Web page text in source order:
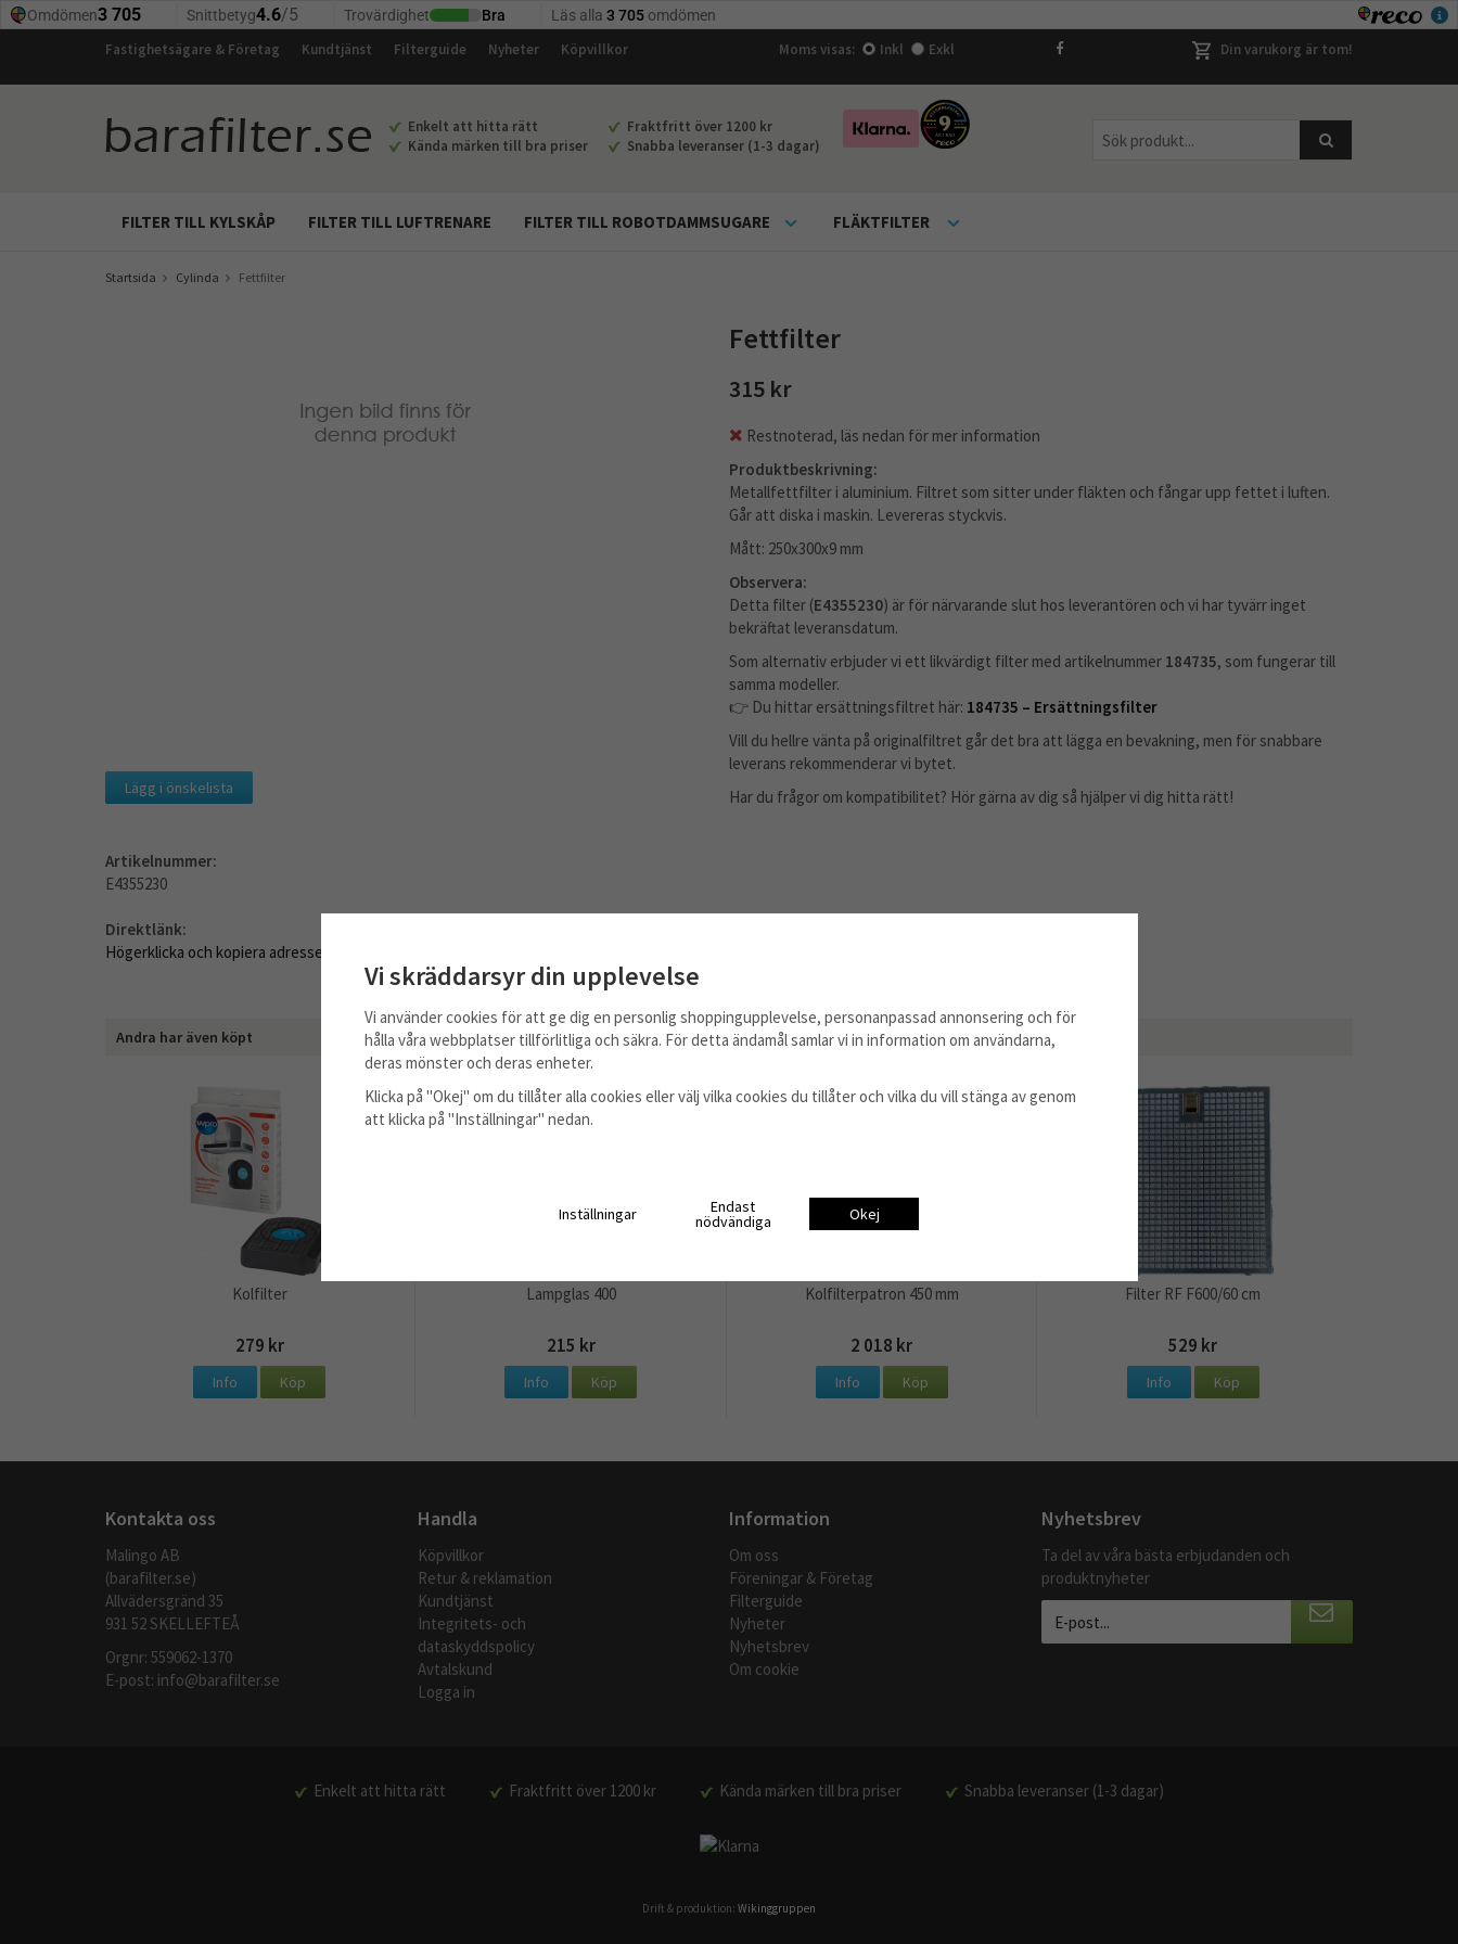
Fastighetsägare & Företag Kundtjänst Filterguide Nyheter Köpvillkor Din varukorg är tom!
Moms visas: Inkl Exkl
Enkelt att hitta rätt
Fraktfritt över 1200 kr
Kända märken till bra priser
Snabba leveranser (1-3 dagar)
FILTER TILL KYLSKÅP FILTER TILL LUFTRENARE FILTER TILL ROBOTDAMMSUGARE FLÄKTFILTER
Startsida Cylinda Fettfilter
Fettfilter
315 kr
Restnoterad, läs nedan för mer information
Produktbeskrivning:
Metallfettfilter i aluminium. Filtret som sitter under fläkten och fångar upp fettet i luften.
Går att diska i maskin. Levereras styckvis.
Mått: 250x300x9 mm
Observera:
Detta filter (E4355230) är för närvarande slut hos leverantören och vi har tyvärr inget
bekräftat leveransdatum.
Som alternativ erbjuder vi ett likvärdigt filter med artikelnummer 184735, som fungerar till
samma modeller.
👉 Du hittar ersättningsfiltret här: 184735 – Ersättningsfilter
Vill du hellre vänta på originalfiltret går det bra att lägga en bevakning, men för snabbare
leverans rekommenderar vi bytet.
Har du frågor om kompatibilitet? Hör gärna av dig så hjälper vi dig hitta rätt!
Lägg i önskelista
Artikelnummer:
E4355230
Direktlänk:
Högerklicka och kopiera adressen
Andra har även köpt
Kolfilter
279 kr
Info Köp
Lampglas 400
215 kr
Info Köp
Kolfilterpatron 450 mm
2 018 kr
Info Köp
Filter RF F600/60 cm
529 kr
Info Köp
Kontakta oss
Malingo AB
(barafilter.se)
Allvädersgränd 35
931 52 SKELLEFTEÅ
Orgnr: 559062-1370
E-post: info@barafilter.se
Handla
Köpvillkor
Retur & reklamation
Kundtjänst
Integritets- och
dataskyddspolicy
Avtalskund
Logga in
Information
Om oss
Föreningar & Företag
Filterguide
Nyheter
Nyhetsbrev
Om cookie
Nyhetsbrev
Ta del av våra bästa erbjudanden och
produktnyheter
Enkelt att hitta rätt Fraktfritt över 1200 kr Kända märken till bra priser Snabba leveranser (1-3 dagar)
Drift & produktion: Wikinggruppen
Vi skräddarsyr din upplevelse
Vi använder cookies för att ge dig en personlig shoppingupplevelse, personanpassad annonsering och för
hålla våra webbplatser tillförlitliga och säkra. För detta ändamål samlar vi in information om användarna,
deras mönster och deras enheter.
Klicka på "Okej" om du tillåter alla cookies eller välj vilka cookies du tillåter och vilka du vill stänga av genom
att klicka på "Inställningar" nedan.
Inställningar Endast
nödvändiga Okej